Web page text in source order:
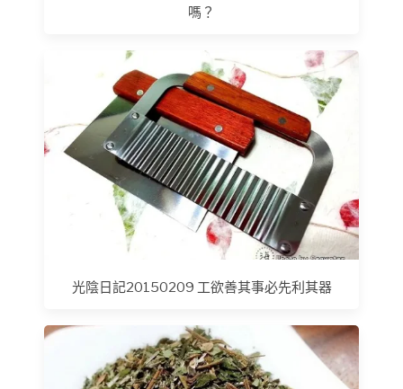
嗎？
光陰日記20150209 工欲善其事必先利其器